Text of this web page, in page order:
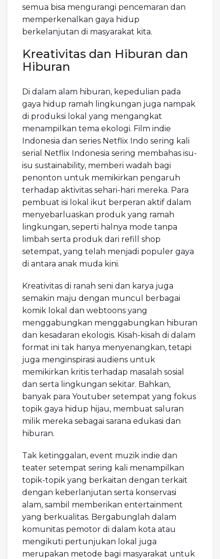
semua bisa mengurangi pencemaran dan
memperkenalkan gaya hidup
berkelanjutan di masyarakat kita.
Kreativitas dan Hiburan dan
Hiburan
Di dalam alam hiburan, kepedulian pada
gaya hidup ramah lingkungan juga nampak
di produksi lokal yang mengangkat
menampilkan tema ekologi. Film indie
Indonesia dan series Netflix Indo sering kali
serial Netflix Indonesia sering membahas isu-
isu sustainability, memberi wadah bagi
penonton untuk memikirkan pengaruh
terhadap aktivitas sehari-hari mereka. Para
pembuat isi lokal ikut berperan aktif dalam
menyebarluaskan produk yang ramah
lingkungan, seperti halnya mode tanpa
limbah serta produk dari refill shop
setempat, yang telah menjadi populer gaya
di antara anak muda kini.
Kreativitas di ranah seni dan karya juga
semakin maju dengan muncul berbagai
komik lokal dan webtoons yang
menggabungkan menggabungkan hiburan
dan kesadaran ekologis. Kisah-kisah di dalam
format ini tak hanya menyenangkan, tetapi
juga menginspirasi audiens untuk
memikirkan kritis terhadap masalah sosial
dan serta lingkungan sekitar. Bahkan,
banyak para Youtuber setempat yang fokus
topik gaya hidup hijau, membuat saluran
milik mereka sebagai sarana edukasi dan
hiburan.
Tak ketinggalan, event muzik indie dan
teater setempat sering kali menampilkan
topik-topik yang berkaitan dengan terkait
dengan keberlanjutan serta konservasi
alam, sambil memberikan entertainment
yang berkualitas. Bergabunglah dalam
komunitas pemotor di dalam kota atau
mengikuti pertunjukan lokal juga
merupakan metode bagi masyarakat untuk